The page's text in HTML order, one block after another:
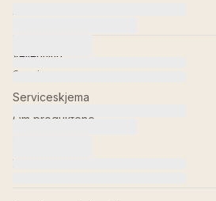
Veiledning
Service
Serviceskjema
Om produktene
Kontakt oss